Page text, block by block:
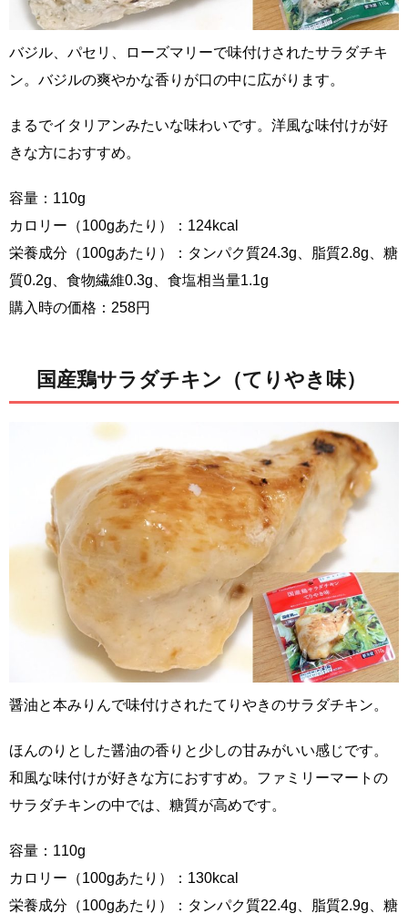
バジル、パセリ、ローズマリーで味付けされたサラダチキ
ン。バジルの爽やかな香りが口の中に広がります。
まるでイタリアンみたいな味わいです。洋風な味付けが好
きな方におすすめ。
容量：110g
カロリー（100gあたり）：124kcal
栄養成分（100gあたり）：タンパク質24.3g、脂質2.8g、糖
質0.2g、食物繊維0.3g、食塩相当量1.1g
購入時の価格：258円
国産鶏サラダチキン（てりやき味）
醤油と本みりんで味付けされたてりやきのサラダチキン。
ほんのりとした醤油の香りと少しの甘みがいい感じです。
和風な味付けが好きな方におすすめ。ファミリーマートの
サラダチキンの中では、糖質が高めです。
容量：110g
カロリー（100gあたり）：130kcal
栄養成分（100gあたり）：タンパク質22.4g、脂質2.9g、糖